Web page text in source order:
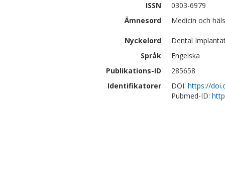
ISSN
0303-6979
Ämnesord
Medicin och
Nyckelord
Dental
Språk
Engelska
Publikations-ID
285658
Identifikatorer
DOI: https://
Pubmed-ID: